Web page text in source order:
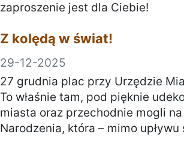
zaproszenie jest dla Ciebie!
Z kolędą w świat!
29-12-2025
27 grudnia plac przy Urzędzie
To właśnie tam, pod pięknie
miasta oraz przechodnie mogli
Narodzenia, która – mimo